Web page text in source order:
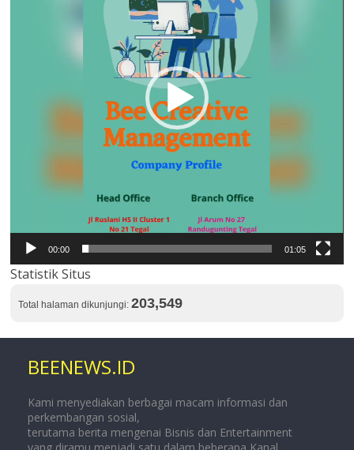
00:00 01:05
Statistik Situs
Total halaman dikunjungi:203,549
BEENEWS.ID
Kami menyediakan berbagai macam informasi dan
perkembangan sosial,
terutama berita mengenai Bisnis dan Entertainment
yang diramu menjadi satu dalam beberapa Kanal.